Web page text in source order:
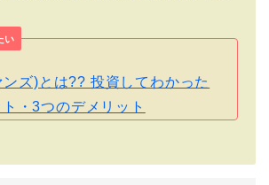
い
ズ)とは?? 投資してわかった
・3つのデメリット